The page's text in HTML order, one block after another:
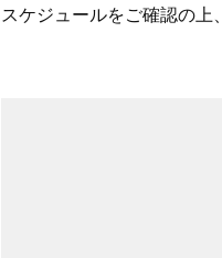
スケジュールをご確認の上